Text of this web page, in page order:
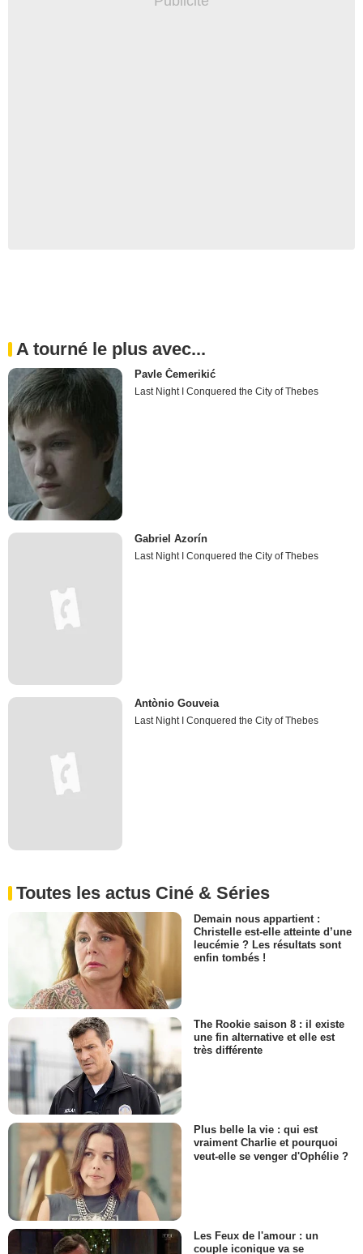
A tourné le plus avec...
Pavle Čemerikić
Last Night I Conquered the City of Thebes
Gabriel Azorín
Last Night I Conquered the City of Thebes
Antònio Gouveia
Last Night I Conquered the City of Thebes
Toutes les actus Ciné & Séries
Demain nous appartient :
Christelle est-elle atteinte d’une
leucémie ? Les résultats sont
enfin tombés !
The Rookie saison 8 : il existe
une fin alternative et elle est
très différente
Plus belle la vie : qui est
vraiment Charlie et pourquoi
veut-elle se venger d'Ophélie ?
Les Feux de l'amour : un
couple iconique va se